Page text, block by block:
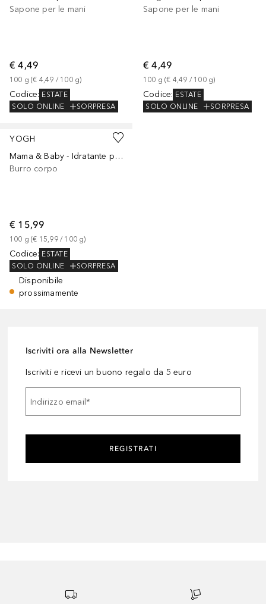
Sapone per le mani
€ 4,49
100 g (€ 4,49 / 100 g)
Codice: ESTATE
SOLO ONLINE
SORPRESA
Sapone per le mani
€ 4,49
100 g (€ 4,49 / 100 g)
Codice: ESTATE
SOLO ONLINE
SORPRESA
YOGH
Mama & Baby - Idratante per il corpo solido alla Calendula
Burro corpo
€ 15,99
100 g (€ 15,99 / 100 g)
Codice: ESTATE
SOLO ONLINE
SORPRESA
Disponibile
prossimamente
Iscriviti ora alla Newsletter
Iscriviti e ricevi un buono regalo da 5 euro
Indirizzo email *
REGISTRATI